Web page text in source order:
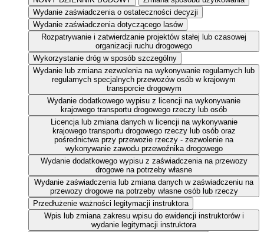
Wydanie zaświadczenia o ostateczności decyzji
Wydanie zaświadczenia dotyczącego lasów
Rozpatrywanie i zatwierdzanie projektów stałej lub czasowej
organizacji ruchu drogowego
Wykorzystanie dróg w sposób szczególny
Wydanie lub zmiana zezwolenia na wykonywanie regularnych lub
regularnych specjalnych przewozów osób w krajowym
transporcie drogowym
Wydanie dodatkowego wypisu z licencji na wykonywanie
krajowego transportu drogowego rzeczy lub osób
Licencja lub zmiana danych w licencji na wykonywanie
krajowego transportu drogowego rzeczy lub osób oraz
pośrednictwa przy przewozie rzeczy - zezwolenie na
wykonywanie zawodu przewoźnika drogowego
Wydanie dodatkowego wypisu z zaświadczenia na przewozy
drogowe na potrzeby własne
Wydanie zaświadczenia lub zmiana danych w zaświadczeniu na
przewozy drogowe na potrzeby własne osób lub rzeczy
Przedłużenie ważności legitymacji instruktora
Wpis lub zmiana zakresu wpisu do ewidencji instruktorów i
wydanie legitymacji instruktora